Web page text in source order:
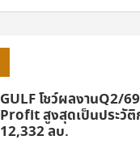
GULF โชว์ผลงานQ2/
Profit สูงสุดเป็นประวั
12,332 ลบ.